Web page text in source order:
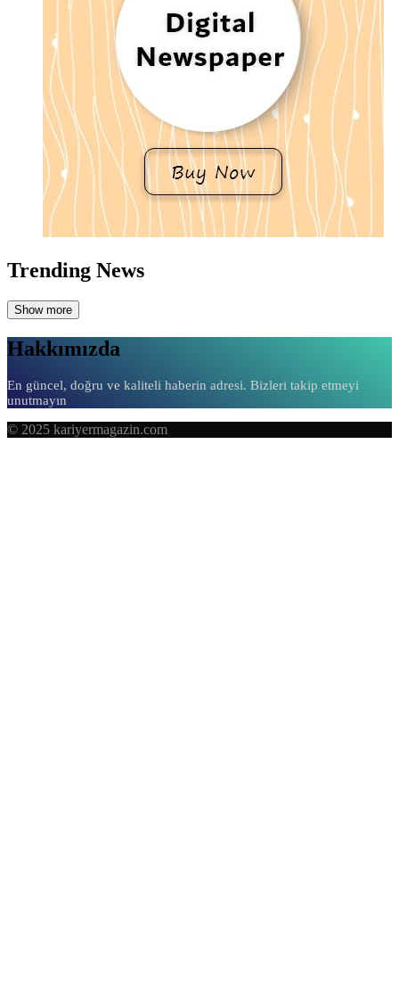
Trending News
Show more
Hakkımızda
En güncel, doğru ve kaliteli haberin adresi. Bizleri takip etmeyi
unutmayın
© 2025 kariyermagazin.com